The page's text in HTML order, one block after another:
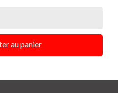
au panier